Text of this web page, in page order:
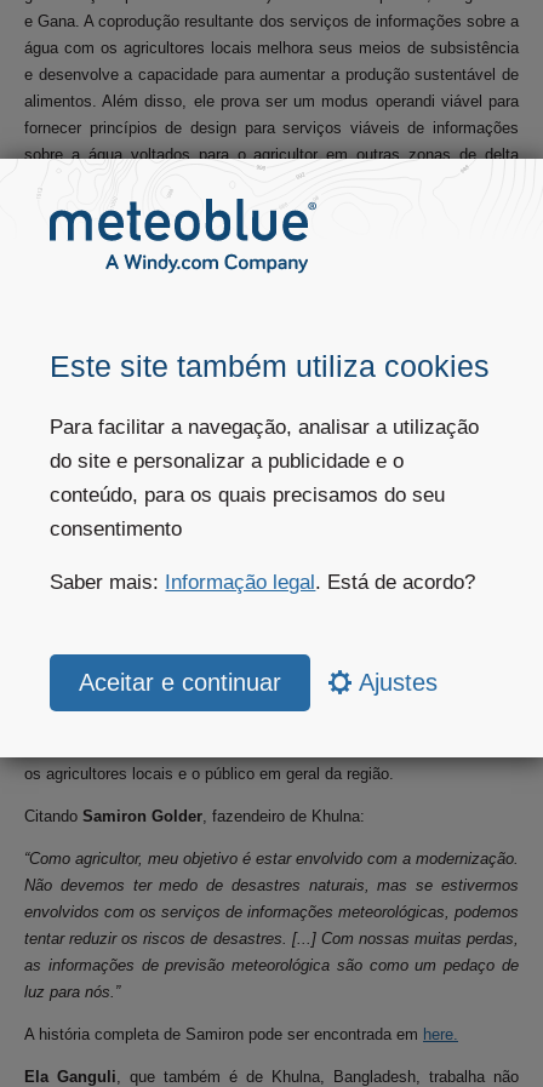
Este site também utiliza cookies
Para facilitar a navegação, analisar a utilização
do site e personalizar a publicidade e o
conteúdo, para os quais precisamos do seu
consentimento
Saber mais: Informação legal . Está de acordo?
Ajustes
e Gana. A coprodução resultante dos serviços de informações sobre a
água com os agricultores locais melhora seus meios de subsistência
e desenvolve a capacidade para aumentar a produção sustentável de
alimentos. Além disso, ele prova ser um modus operandi viável para
fornecer princípios de design para serviços viáveis de informações
sobre a água voltados para o agricultor em outras zonas de delta
urbano-rural no mundo em desenvolvimento.
Como funciona na prática - histórias de Samiron e
Ela
Para monitorar se todos os aspectos do projeto estão sendo
executados sem problemas e também para aumentar a
recentemente fazendeiros locais em suas aldeias e realizou uma série
de workshops educacionais para demonstrar a eles como tirar
cotidiana.
As amplas informações meteorológicas locais de alta qualidade
os agricultores locais e o público em geral da região.
Citando Samiron Golder, fazendeiro de Khulna:
“Como agricultor, meu objetivo é estar envolvido com a modernização.
Não devemos ter medo de desastres naturais, mas se estivermos
envolvidos com os serviços de informações meteorológicas, podemos
tentar reduzir os riscos de desastres. [...] Com nossas muitas perdas,
as informações de previsão meteorológica são como um pedaço de
luz para nós.”
A história completa de Samiron pode ser encontrada em here.
Ela Ganguli , que também é de Khulna, Bangladesh, trabalha não